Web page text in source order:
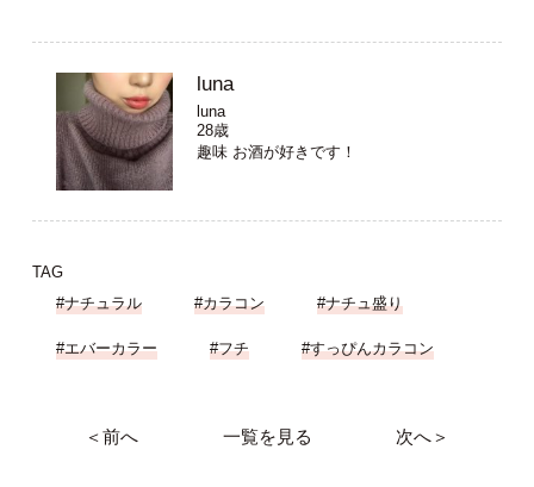
luna
luna
28歳
趣味 お酒が好きです！
TAG
#ナチュラル
#カラコン #ナチュ盛り
#エバーカラー #フチ #すっぴんカラコン
＜前へ 一覧を見る 次へ＞